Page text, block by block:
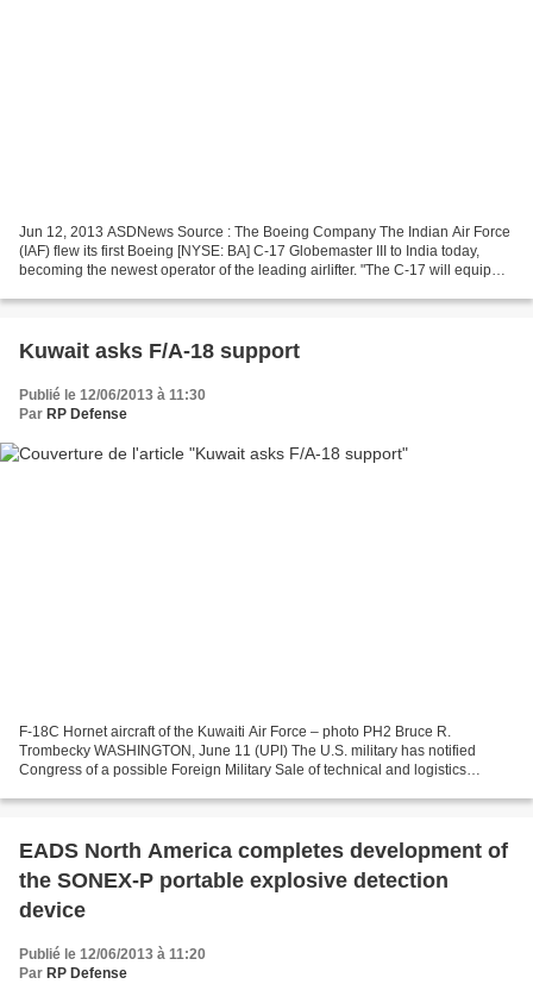
Jun 12, 2013 ASDNews Source : The Boeing Company The Indian Air Force
(IAF) flew its first Boeing [NYSE: BA] C-17 Globemaster III to India today,
becoming the newest operator of the leading airlifter. "The C-17 will equip
Kuwait asks F/A-18 support
Publié le 12/06/2013 à 11:30
Par RP Defense
F-18C Hornet aircraft of the Kuwaiti Air Force – photo PH2 Bruce R.
Trombecky WASHINGTON, June 11 (UPI) The U.S. military has notified
Congress of a possible Foreign Military Sale of technical and logistics
EADS North America completes development of
the SONEX-P portable explosive detection
device
Publié le 12/06/2013 à 11:20
Par RP Defense